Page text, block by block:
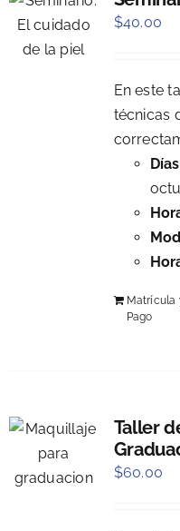
$40.00
En este
técnicas
Matrícula
Pago
Taller
$60.00